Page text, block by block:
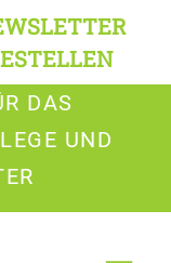
DAS
UND